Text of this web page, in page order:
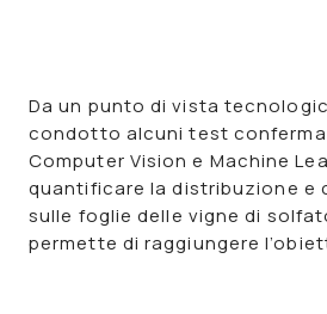
Da un punto di vista
condotto alcuni test
Computer Vision e Machine
quantificare la distribuzione e
sulle foglie delle vigne di
permette di raggiungere